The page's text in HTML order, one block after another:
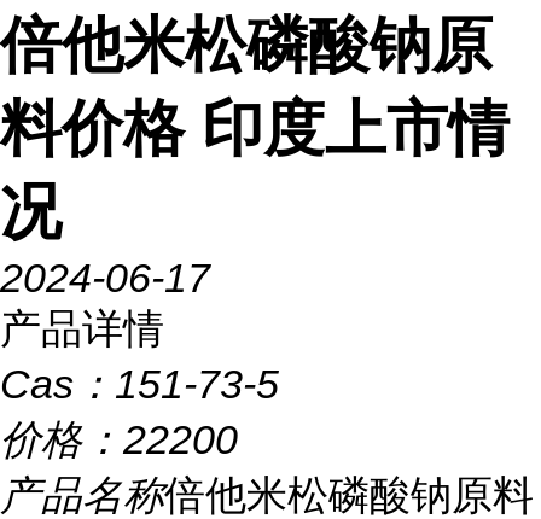
倍他米松磷酸钠原
料价格 印度上市情
况
2024-06-17
产品详情
Cas： 151-73-5
价格： 22200
产品名称倍他米松磷酸钠原料